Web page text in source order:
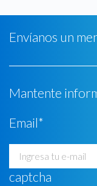
Envíanos un
Mantente
Email*
captcha